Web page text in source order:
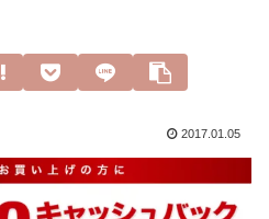
2017.01.05